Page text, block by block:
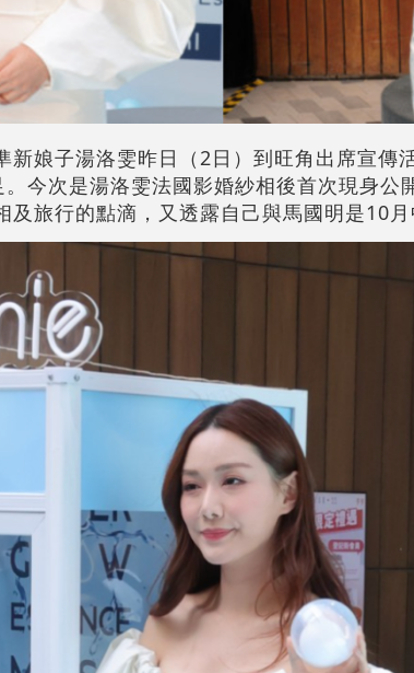
新娘子湯洛雯昨日（2日）到旺角出席宣傳
今次是湯洛雯法國影婚紗相後首次現身公
旅行的點滴，又透露自己與馬國明是10月